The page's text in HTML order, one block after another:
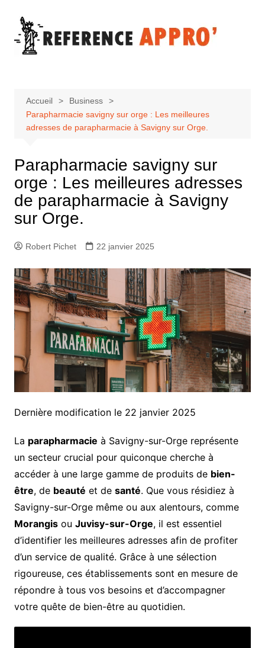
contenu
Accueil
Business
Parapharmacie savigny sur orge : Les meilleures
adresses de parapharmacie à Savigny sur Orge.
Parapharmacie savigny sur
orge : Les meilleures adresses
de parapharmacie à Savigny
sur Orge.
Robert Pichet 22 janvier 2025
Dernière modification le 22 janvier 2025
La parapharmacie à Savigny-sur-Orge représente
un secteur crucial pour quiconque cherche à
accéder à une large gamme de produits de bien-
être, de beauté et de santé. Que vous résidiez à
Savigny-sur-Orge même ou aux alentours, comme
Morangisou Juvisy-sur-Orge, il est essentiel
d’identifier les meilleures adresses afin de profiter
d’un service de qualité. Grâce à une sélection
rigoureuse, ces établissements sont en mesure de
répondre à tous vos besoins et d’accompagner
votre quête de bien-être au quotidien.